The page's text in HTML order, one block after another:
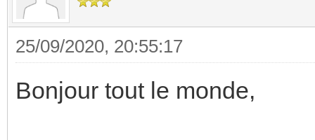
25/09/2020, 20:55:17
Bonjour tout le monde,